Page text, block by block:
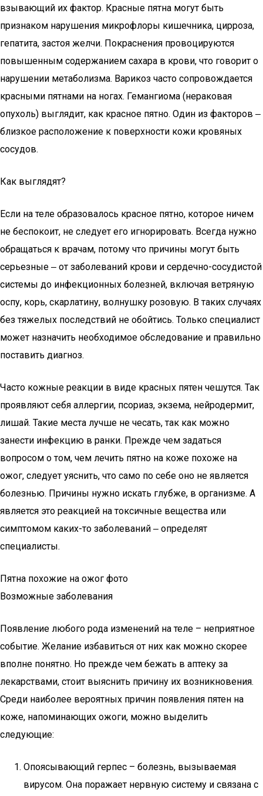
взывающий их фактор. Красные пятна могут быть
признаком нарушения микрофлоры кишечника, цирроза,
гепатита, застоя желчи. Покраснения провоцируются
повышенным содержанием сахара в крови, что говорит о
нарушении метаболизма. Варикоз часто сопровождается
красными пятнами на ногах. Гемангиома (нераковая
опухоль) выглядит, как красное пятно. Один из факторов ‒
близкое расположение к поверхности кожи кровяных
сосудов.
Как выглядят?
Если на теле образовалось красное пятно, которое ничем
не беспокоит, не следует его игнорировать. Всегда нужно
обращаться к врачам, потому что причины могут быть
серьезные ‒ от заболеваний крови и сердечно-сосудистой
системы до инфекционных болезней, включая ветряную
оспу, корь, скарлатину, волнушку розовую. В таких случаях
без тяжелых последствий не обойтись. Только специалист
может назначить необходимое обследование и правильно
поставить диагноз.
Часто кожные реакции в виде красных пятен чешутся. Так
проявляют себя аллергии, псориаз, экзема, нейродермит,
лишай. Такие места лучше не чесать, так как можно
занести инфекцию в ранки. Прежде чем задаться
вопросом о том, чем лечить пятно на коже похоже на
ожог, следует уяснить, что само по себе оно не является
болезнью. Причины нужно искать глубже, в организме. А
является это реакцией на токсичные вещества или
симптомом каких-то заболеваний ‒ определят
специалисты.
Пятна похожие на ожог фото
Возможные заболевания
Появление любого рода изменений на теле – неприятное
событие. Желание избавиться от них как можно скорее
вполне понятно. Но прежде чем бежать в аптеку за
лекарствами, стоит выяснить причину их возникновения.
Среди наиболее вероятных причин появления пятен на
коже, напоминающих ожоги, можно выделить
следующие:
Опоясывающий герпес – болезнь, вызываемая
вирусом. Она поражает нервную систему и связана с